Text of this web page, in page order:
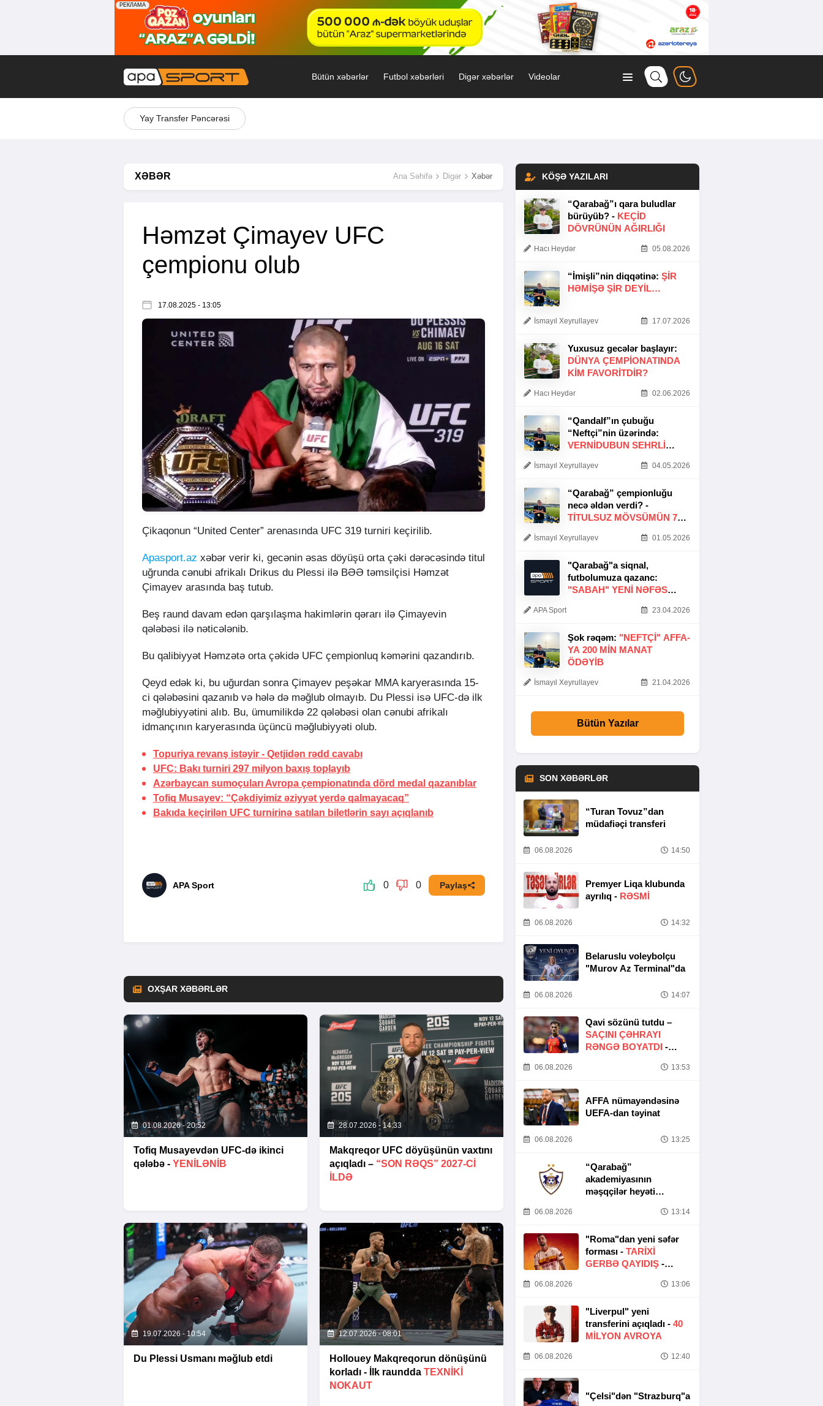
Bütün xəbərlər Futbol xəbərləri Digər xəbərlər Videolar
Yay Transfer Pəncərəsi
XƏBƏR Ana Səhifə Digər Xəbər
Həmzət Çimayev UFC
çempionu olub
17.08.2025 - 13:05
Çikaqonun “United Center” arenasında UFC 319 turniri keçirilib.
Apasport.az xəbər verir ki, gecənin əsas döyüşü orta çəki dərəcəsində titul
uğrunda cənubi afrikalı Drikus du Plessi ilə BƏƏ təmsilçisi Həmzət
Çimayev arasında baş tutub.
Beş raund davam edən qarşılaşma hakimlərin qərarı ilə Çimayevin
qələbəsi ilə nəticələnib.
Bu qalibiyyət Həmzətə orta çəkidə UFC çempionluq kəmərini qazandırıb.
Qeyd edək ki, bu uğurdan sonra Çimayev peşəkar MMA karyerasında 15-
ci qələbəsini qazanıb və hələ də məğlub olmayıb. Du Plessi isə UFC-də ilk
məğlubiyyətini alıb. Bu, ümumilikdə 22 qələbəsi olan cənubi afrikalı
idmançının karyerasında üçüncü məğlubiyyəti olub.
Topuriya revanş istəyir - Qetjidən rədd cavabı
UFC: Bakı turniri 297 milyon baxış toplayıb
Azərbaycan sumoçuları Avropa çempionatında dörd medal qazanıblar
Tofiq Musayev: “Çəkdiyimiz əziyyət yerdə qalmayacaq”
Bakıda keçirilən UFC turnirinə satılan biletlərin sayı açıqlanıb
APA Sport 0 0 Paylaş
OXŞAR XƏBƏRLƏR
01.08.2026 - 20:52
Tofiq Musayevdən UFC-də ikinci
qələbə - YENİLƏNİB
28.07.2026 - 14:33
Makqreqor UFC döyüşünün vaxtını
açıqladı – “SON RƏQS” 2027-CI
ILDƏ
19.07.2026 - 10:54
Du Plessi Usmanı məğlub etdi
12.07.2026 - 08:01
Hollouey Makqreqorun dönüşünü
korladı - İlk raundda TEXNIKI
NOKAUT
KÖŞƏ YAZILARI
“Qarabağ”ı qara buludlar
bürüyüb? - KEÇID
DÖVRÜNÜN AĞIRLIĞI
Hacı Heydər 05.08.2026
“İmişli”nin diqqətinə: ŞIR
HƏMIŞƏ ŞIR DEYIL…
İsmayıl Xeyrullayev 17.07.2026
Yuxusuz gecələr başlayır:
DÜNYA ÇEMPIONATINDA
KIM FAVORITDIR?
Hacı Heydər 02.06.2026
“Qandalf”ın çubuğu
“Neftçi”nin üzərində:
VERNİDUBUN SEHRLİ
İsmayıl Xeyrullayev 04.05.2026
“Qarabağ” çempionluğu
necə əldən verdi? -
TITULSUZ MÖVSÜMÜN 7
İsmayıl Xeyrullayev 01.05.2026
"Qarabağ"a siqnal,
futbolumuza qazanc:
"SABAH" YENI NƏFƏS
APA Sport 23.04.2026
Şok rəqəm: "NEFTÇI" AFFA-
YA 200 MIN MANAT
ÖDƏYIB
İsmayıl Xeyrullayev 21.04.2026
Bütün Yazılar
SON XƏBƏRLƏR
“Turan Tovuz”dan
müdafiəçi transferi
06.08.2026 14:50
Premyer Liqa klubunda
ayrılıq - RƏSMİ
06.08.2026 14:32
Belaruslu voleybolçu
"Murov Az Terminal"da
06.08.2026 14:07
Qavi sözünü tutdu –
SAÇINI ÇƏHRAYI
RƏNGƏ BOYATDI -
06.08.2026 13:53
AFFA nümayəndəsinə
UEFA-dan təyinat
06.08.2026 13:25
“Qarabağ”
akademiyasının
məşqçilər heyəti
06.08.2026 13:14
"Roma"dan yeni səfər
forması - TARIXI
GERBƏ QAYIDIŞ -
06.08.2026 13:06
"Liverpul" yeni
transferini açıqladı - 40
MILYON AVROYA
06.08.2026 12:40
"Çelsi"dən "Strazburq"a